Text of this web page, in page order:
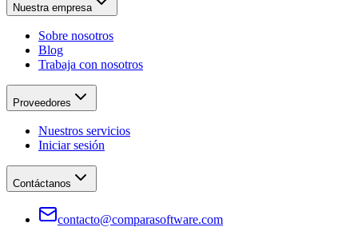
Nuestra empresa
Sobre nosotros
Blog
Trabaja con nosotros
Proveedores
Nuestros servicios
Iniciar sesión
Contáctanos
contacto@comparasoftware.com